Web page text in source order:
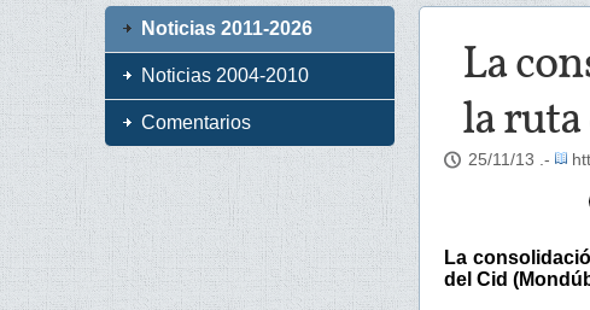
La
la
25/11/13 .-
La
del Cid
Noticias 2011-2026
Noticias 2004-2010
Comentarios